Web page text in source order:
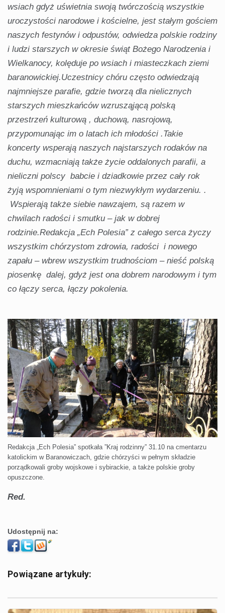
wsiach gdyż uświetnia swoją twórczością wszystkie
uroczystości narodowe i kościelne, jest stałym gościem
naszych festynów i odpustów, odwiedza polskie rodziny
i ludzi starszych w okresie świąt Bożego Narodzenia i
Wielkanocy, kolęduje po wsiach i miasteczkach ziemi
baranowickiej.Uczestnicy chóru często odwiedzają
najmniejsze parafie, gdzie tworzą dla nielicznych
starszych mieszkańców wzrusząjącą polską
przestrzeń kulturową , duchową, nasrojową,
przypomunając im o latach ich młodości .Takie
koncerty wsperają naszych najstarszych rodaków na
duchu, wzmacniają także życie oddalonych parafii, a
nieliczni polscy babcie i dziadkowie przez cały rok
żyją wspomnieniami o tym niezwykłym wydarzeniu. .
Wspierają także siebie nawzajem, są razem w
chwilach radości i smutku – jak w dobrej
rodzinie.Redakcja „Ech Polesia” z całego serca życzy
wszystkim chórzystom zdrowia, radości i nowego
zapału – wbrew wszystkim trudnościom – nieść polską
piosenkę dalej, gdyż jest ona dobrem narodowym i tym
co łączy serca, łączy pokolenia.
Redakcja „Ech Polesia” spotkała ”Kraj rodzinny” 31.10 na cmentarzu
katolickim w Baranowiczach, gdzie chórzyści w pełnym składzie
porządkowali groby wojskowe i sybirackie, a także polskie groby
opuszczone.
Red.
Udostępnij na:
Powiązane artykuły: